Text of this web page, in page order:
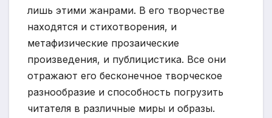
лишь этими жанрами. В его творчестве
находятся и стихотворения, и
метафизические прозаические
произведения, и публицистика. Все они
отражают его бесконечное творческое
разнообразие и способность погрузить
читателя в различные миры и образы.